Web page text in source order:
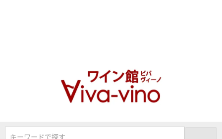
キーワードで探す